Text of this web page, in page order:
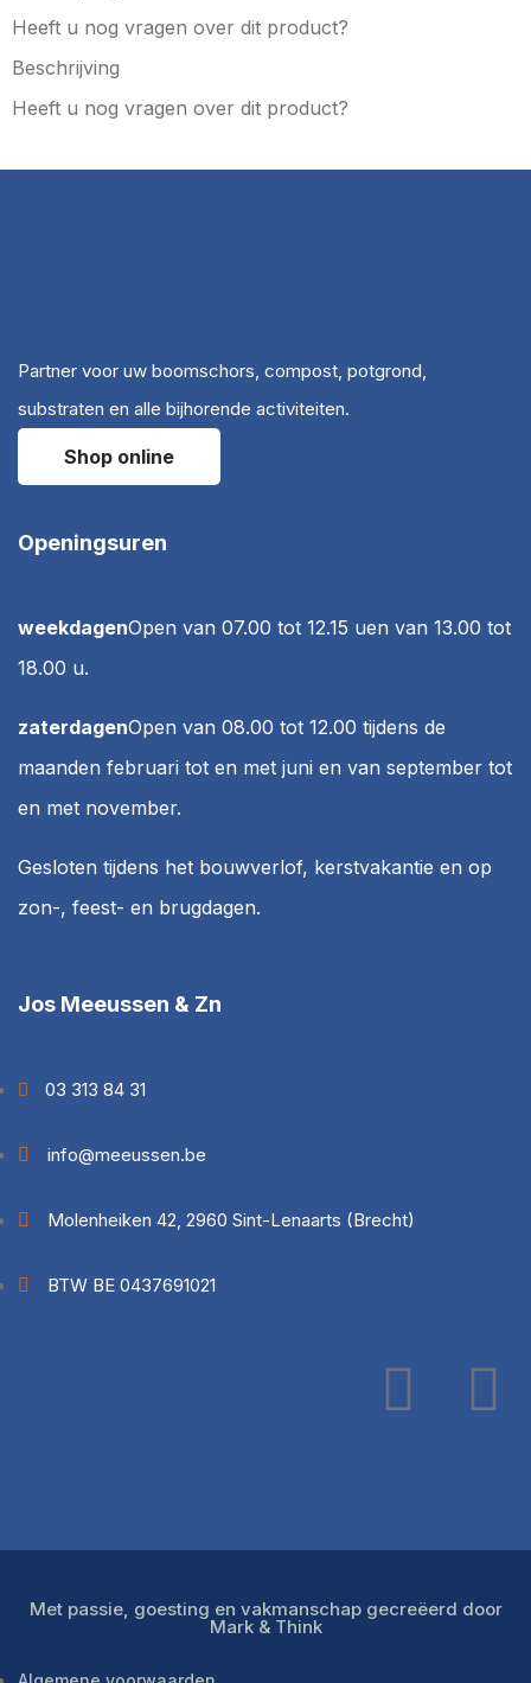
Heeft u nog vragen over dit product?
Beschrijving
Heeft u nog vragen over dit product?
Partner voor uw boomschors, compost, potgrond,
substraten en alle bijhorende activiteiten.
Shop online
Openingsuren
weekdagenOpen van 07.00 tot 12.15 uen van 13.00 tot
18.00 u.
zaterdagenOpen van 08.00 tot 12.00 tijdens de
maanden februari tot en met juni en van september tot
en met november.
Gesloten tijdens het bouwverlof, kerstvakantie en op
zon-, feest- en brugdagen.
Jos Meeussen & Zn
03 313 84 31
info@meeussen.be
Molenheiken 42, 2960 Sint-Lenaarts (Brecht)
BTW BE 0437691021
Met passie, goesting en vakmanschap gecreëerd door
Mark & Think